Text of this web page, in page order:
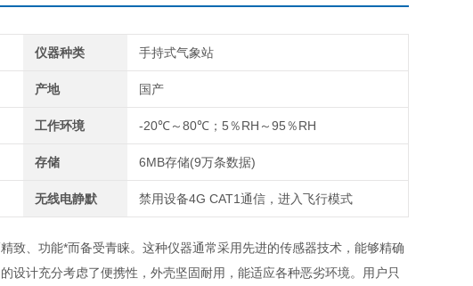
仪器种类 手持式气象站
产地 国产
工作环境 -20℃～80℃；5％RH～95％RH
存储 6MB存储(9万条数据)
无线电静默 禁用设备4G CAT1通信，进入飞行模式
致、功能*而备受青睐。这种仪器通常采用先进的传感器技术，能够精确
设计充分考虑了便携性，外壳坚固耐用，能适应各种恶劣环境。用户只